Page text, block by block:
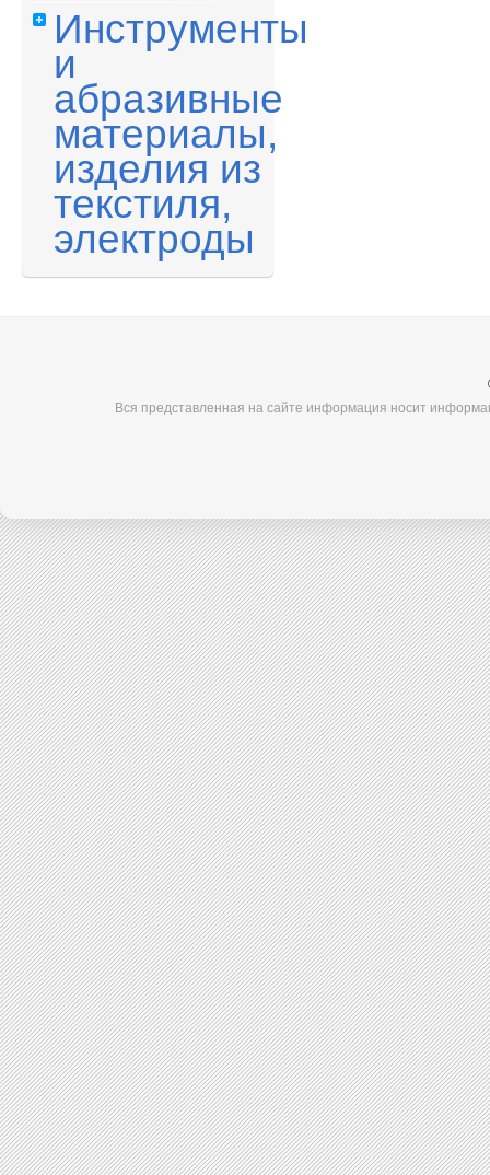
Инструменты
и
абразивные
материалы,
изделия из
текстиля,
электроды
Вся представленная на сайте информация носит